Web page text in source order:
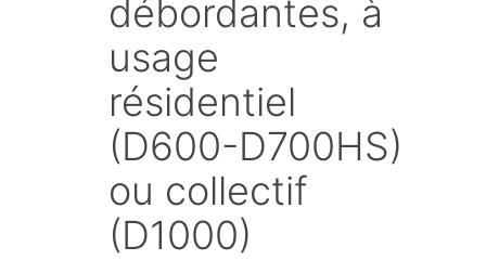
débordantes, à
usage
résidentiel
(D600-D700HS)
ou collectif
(D1000)